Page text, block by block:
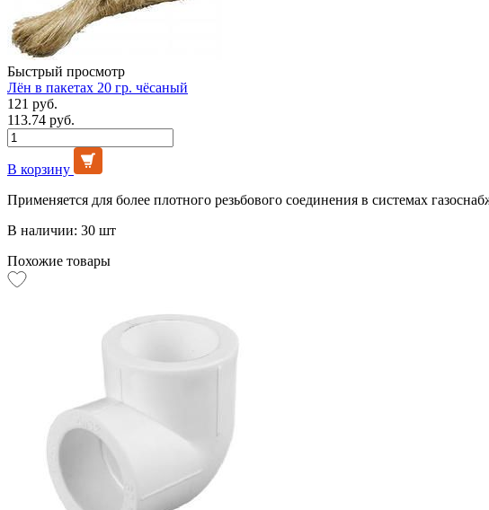
Быстрый просмотр
Лён в пакетах 20 гр. чёсаный
121 руб.
113.74 руб.
В корзину
Применяется для более плотного резьбового соединения в системах
В наличии: 30 шт
Похожие товары